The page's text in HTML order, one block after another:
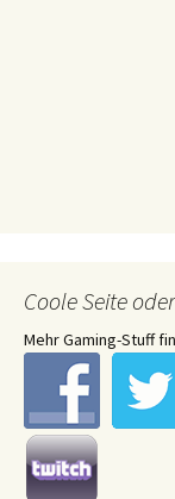
Coole Seite
Mehr Gaming-Stuff